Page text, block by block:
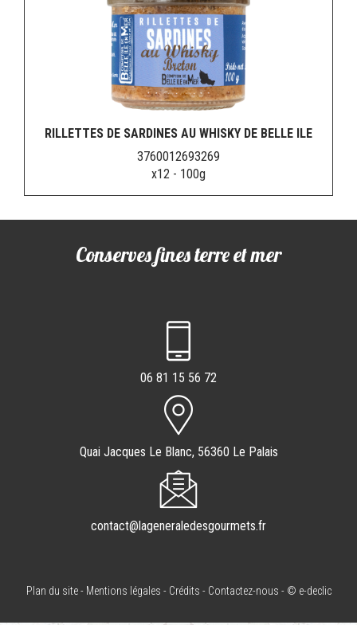
RILLETTES DE SARDINES AU WHISKY DE BELLE ILE
3760012693269
x12 - 100g
Conserves fines terre et mer
06 81 15 56 72
Quai Jacques Le Blanc, 56360 Le Palais
contact@lageneraledesgourmets.fr
Plan du site- Mentions légales - Crédits - Contactez-nous - © e-declic